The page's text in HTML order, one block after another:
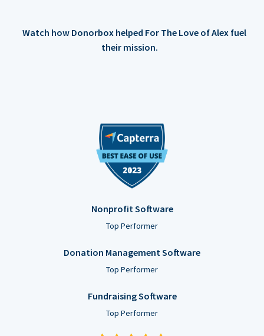
Watch how Donorbox helped For The Love of Alex fuel
their mission.
Nonprofit Software
Top Performer
Donation Management Software
Top Performer
Fundraising Software
Top Performer